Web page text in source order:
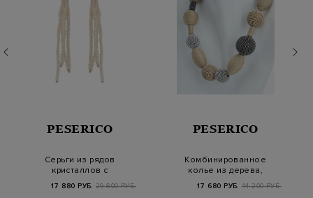
PESERICO
Серьги из рядов
кристаллов с
цепочками Punto Luce
17 880 РУБ. 29 800 РУБ.
PESERICO
Комбинированное
колье из дерева,
металла и хлопковой
п…
17 680 РУБ. 44 200 РУБ.